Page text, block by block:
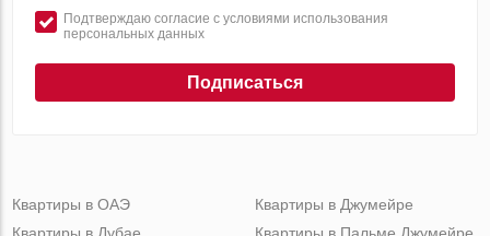
Подтверждаю согласие с условиями использования
персональных данных
Подписаться
Квартиры в ОАЭ
Квартиры в Джумейре